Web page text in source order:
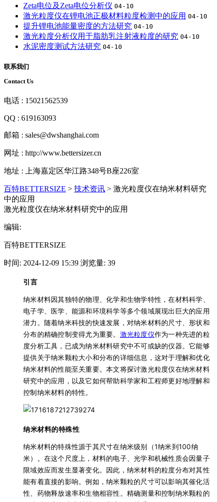
Zeta电位及Zeta电位分析仪 04-10
激光粒度仪在锂电池正极材料粒度检测中的应用 04-10
提升锂电池能量密度的方法研究 04-10
激光粒度分析仪用于脂肪乳注射液粒度的研究 04-10
水泥密度测试方法研究 04-10
联系我们
Contact Us
电话 : 15021562539
QQ : 619163093
邮箱 : sales@dwshanghai.com
网址 : http://www.bettersizer.cn
地址 : 上海嘉定区华江路348号B座226室
百特BETTERSIZE > 技术资讯 > 激光粒度仪在纳米材料研究
中的应用
激光粒度仪在纳米材料研究中的应用
编辑:
百特BETTERSIZE
时间: 2024-12-09 15:39 浏览量: 39
引言
纳米材料因其独特的物理、化学和生物学特性，在材料科学、
电子学、医学、能源和环境科学等多个领域展现出巨大的应用
潜力。随着纳米科技的快速发展，对纳米材料的尺寸、形状和
分布的精确控制变得尤为重要。 激光粒度仪作为一种先进的粒
度分析工具，已成为纳米材料研究中不可或缺的仪器。它能够
提供关于纳米颗粒大小和分布的详细信息，这对于理解和优化
纳米材料的性能至关重要。本文将探讨激光粒度仪在纳米材料
研究中的应用，以及它如何帮助科学家和工程师更好地理解和
控制纳米材料的特性。
纳米材料的特殊性
纳米材料的特殊性源于其尺寸在纳米级别（1纳米到100纳
米）。在这个尺度上，材料的电子、光学和机械性质会因量子
限域效应而发生显著变化。因此，纳米材料的粒度分布对其性
能有着直接的影响。例如，纳米颗粒的尺寸可以影响其催化活
性、药物释放速率和生物相容性。精确测量和控制纳米颗粒的